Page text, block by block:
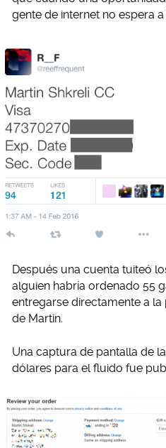
gente de internet no espera
Después una cuenta tuiteó
alguien habría ordenado 55
entregarse directamente a
de Martin.
Una captura de pantalla de
dólares para el fluido fue